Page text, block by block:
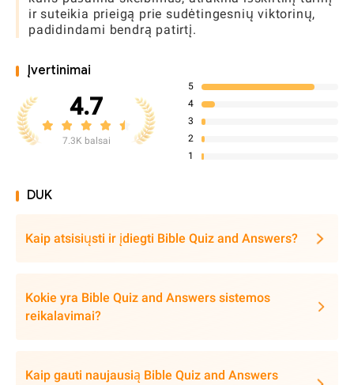
ir suteikia prieigą prie sudėtingesnių viktorinų,
padidindami bendrą patirtį.
Įvertinimai
4.7
7.3K balsai
5
4
3
2
1
DUK
Kaip atsisiųsti ir įdiegti Bible Quiz and Answers?
Kokie yra Bible Quiz and Answers sistemos
reikalavimai?
Kaip gauti naujausią Bible Quiz and Answers